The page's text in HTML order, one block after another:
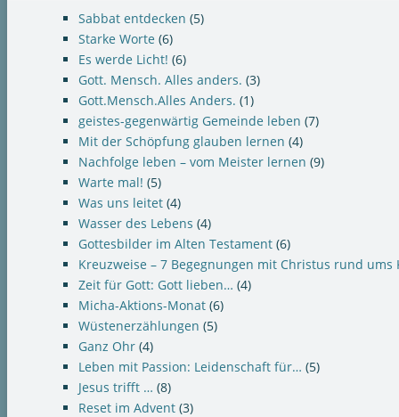
Sabbat entdecken (5)
Starke Worte (6)
Es werde Licht! (6)
Gott. Mensch. Alles anders. (3)
Gott.Mensch.Alles Anders. (1)
geistes-gegenwärtig Gemeinde leben (7)
Mit der Schöpfung glauben lernen (4)
Nachfolge leben – vom Meister lernen (9)
Warte mal! (5)
Was uns leitet (4)
Wasser des Lebens (4)
Gottesbilder im Alten Testament (6)
Kreuzweise – 7 Begegnungen mit Christus rund ums
Zeit für Gott: Gott lieben… (4)
Micha-Aktions-Monat (6)
Wüstenerzählungen (5)
Ganz Ohr (4)
Leben mit Passion: Leidenschaft für… (5)
Jesus trifft … (8)
Reset im Advent (3)